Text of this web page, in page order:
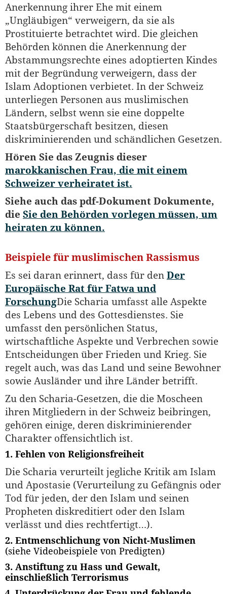
Anerkennung ihrer Ehe mit einem
„Ungläubigen“ verweigern, da sie als
Prostituierte betrachtet wird. Die gleichen
Behörden können die Anerkennung der
Abstammungsrechte eines adoptierten Kindes
mit der Begründung verweigern, dass der
Islam Adoptionen verbietet. In der Schweiz
unterliegen Personen aus muslimischen
Ländern, selbst wenn sie eine doppelte
Staatsbürgerschaft besitzen, diesen
diskriminierenden und schändlichen Gesetzen.
Hören Sie das Zeugnis dieser
marokkanischen Frau, die mit einem
Schweizer verheiratet ist.
Siehe auch das pdf-Dokument Dokumente,
die Sie den Behörden vorlegen müssen, um
heiraten zu können.
Beispiele für muslimischen Rassismus
Es sei daran erinnert, dass für den Der
Europäische Rat für Fatwa und
ForschungDie Scharia umfasst alle Aspekte
des Lebens und des Gottesdienstes. Sie
umfasst den persönlichen Status,
wirtschaftliche Aspekte und Verbrechen sowie
Entscheidungen über Frieden und Krieg. Sie
regelt auch, was das Land und seine Bewohner
sowie Ausländer und ihre Länder betrifft.
Zu den Scharia-Gesetzen, die die Moscheen
ihren Mitgliedern in der Schweiz beibringen,
gehören einige, deren diskriminierender
Charakter offensichtlich ist.
1. Fehlen von Religionsfreiheit
Die Scharia verurteilt jegliche Kritik am Islam
und Apostasie (Verurteilung zu Gefängnis oder
Tod für jeden, der den Islam und seinen
Propheten diskreditiert oder den Islam
verlässt und dies rechtfertigt…).
2. Entmenschlichung von Nicht-Muslimen
(siehe Videobeispiele von Predigten)
3. Anstiftung zu Hass und Gewalt,
einschließlich Terrorismus